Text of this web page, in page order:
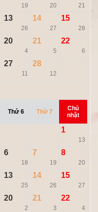
19 20 21
13
26
14
27
15
28
20
4
21
5
22
6
27
11
28
12
Thứ 6 Thứ 7
Chủ
nhật
1
13
6
18
7
19
8
20
13
25
14
26
15
27
20
2
21
3
22
4